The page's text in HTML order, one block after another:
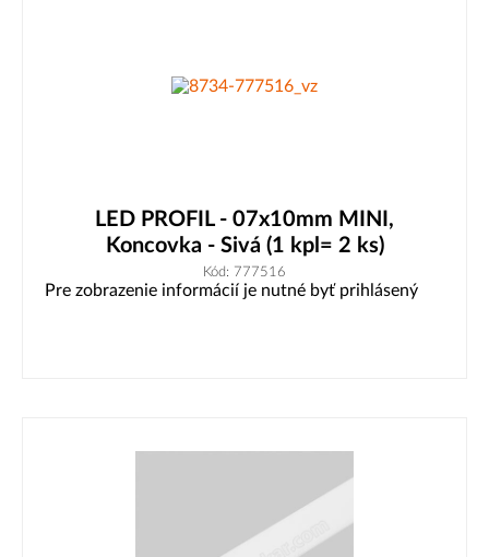
LED PROFIL - 07x10mm MINI,
Koncovka - Sivá (1 kpl= 2 ks)
Kód: 777516
Pre zobrazenie informácií je nutné byť prihlásený